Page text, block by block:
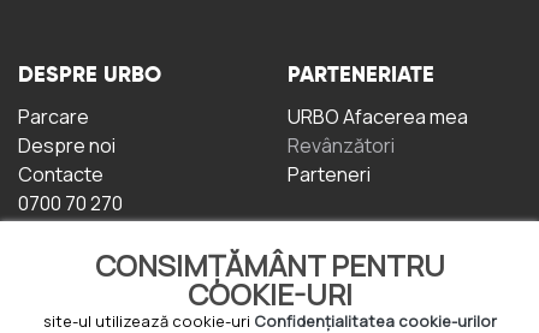
CONSIMȚĂMÂNT PENTRU
COOKIE-URI
site-ul utilizează cookie-uri Confidențialitatea cookie-urilor
DESPRE URBO
Parcare
Despre noi
Contacte
0700 70 270
PARTENERIATE
URBO Afacerea mea
Revânzători
Parteneri